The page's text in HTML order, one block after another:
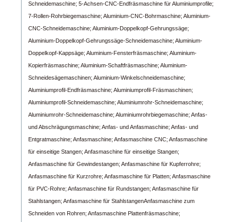
Schneidemaschine; 5-Achsen-CNC-Endfräsmaschine für Aluminiumprofile;
7-Rollen-Rohrbiegemaschine; Aluminium-CNC-Bohrmaschine; Aluminium-
CNC-Schneidemaschine; Aluminium-Doppelkopf-Gehrungssäge;
Aluminium-Doppelkopf-Gehrungssäge-Schneidemaschine; Aluminium-
Doppelkopf-Kappsäge; Aluminium-Fensterfräsmaschine; Aluminium-
Kopierfräsmaschine; Aluminium-Schaftfräsmaschine; Aluminium-
Schneidesägemaschinen; Aluminium-Winkelschneidemaschine;
Aluminiumprofil-Endfräsmaschine; Aluminiumprofil-Fräsmaschinen;
Aluminiumprofil-Schneidemaschine; Aluminiumrohr-Schneidemaschine;
Aluminiumrohr-Schneidemaschine; Aluminiumrohrbiegemaschine; Anfas-
und Abschrägungsmaschine; Anfas- und Anfasmaschine; Anfas- und
Entgratmaschine; Anfasmaschine; Anfasmaschine CNC; Anfasmaschine
für einseitige Stangen; Anfasmaschine für einseitige Stangen;
Anfasmaschine für Gewindestangen; Anfasmaschine für Kupferrohre;
Anfasmaschine für Kurzrohre; Anfasmaschine für Platten; Anfasmaschine
für PVC-Rohre; Anfasmaschine für Rundstangen; Anfasmaschine für
Stahlstangen; Anfasmaschine für StahlstangenAnfasmaschine zum
Schneiden von Rohren; Anfasmaschine Plattenfräsmaschine;